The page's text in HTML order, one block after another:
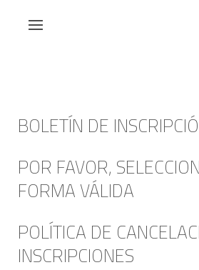
BOLETÍN DE
POR FAVOR,
FORMA VÁLIDA
POLÍTICA DE
INSCRIPCIONES